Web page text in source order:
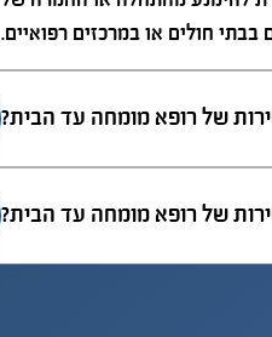
חולים או במרכזים רפואיים.
של רופא מומחה עד הבית?
של רופא מומחה עד הבית?
ניתוח והיה מאושפז בבי”ח,
התלבטנו בין אישפוז חוץ
וקיבלנו אתכם – הום
המחלקה של שיקום בבית.
תומכת ומושלמת….